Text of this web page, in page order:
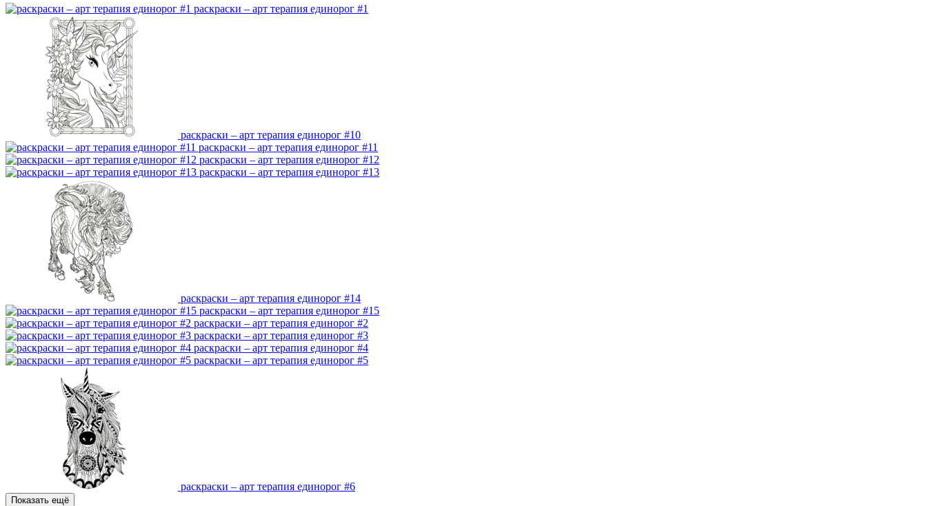
раскраски – арт терапия единорог #1
раскраски – арт терапия единорог #10
раскраски – арт терапия единорог #11
раскраски – арт терапия единорог #12
раскраски – арт терапия единорог #13
раскраски – арт терапия единорог #14
раскраски – арт терапия единорог #15
раскраски – арт терапия единорог #2
раскраски – арт терапия единорог #3
раскраски – арт терапия единорог #4
раскраски – арт терапия единорог #5
раскраски – арт терапия единорог #6
Показать ещё